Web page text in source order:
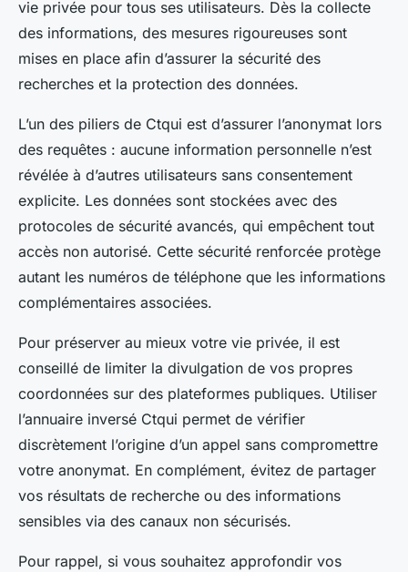
vie privée pour tous ses utilisateurs. Dès la collecte
des informations, des mesures rigoureuses sont
mises en place afin d’assurer la sécurité des
recherches et la protection des données.
L’un des piliers de Ctqui est d’assurer l’anonymat lors
des requêtes : aucune information personnelle n’est
révélée à d’autres utilisateurs sans consentement
explicite. Les données sont stockées avec des
protocoles de sécurité avancés, qui empêchent tout
accès non autorisé. Cette sécurité renforcée protège
autant les numéros de téléphone que les informations
complémentaires associées.
Pour préserver au mieux votre vie privée, il est
conseillé de limiter la divulgation de vos propres
coordonnées sur des plateformes publiques. Utiliser
l’annuaire inversé Ctqui permet de vérifier
discrètement l’origine d’un appel sans compromettre
votre anonymat. En complément, évitez de partager
vos résultats de recherche ou des informations
sensibles via des canaux non sécurisés.
Pour rappel, si vous souhaitez approfondir vos